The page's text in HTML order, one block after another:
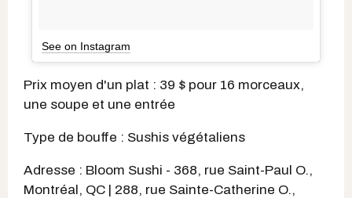
See on Instagram
Prix moyen d'un plat : 39 $ pour 16 morceaux,
une soupe et une entrée
Type de bouffe : Sushis végétaliens
Adresse : Bloom Sushi - 368, rue Saint-Paul O.,
Montréal, QC | 288, rue Sainte-Catherine O.,